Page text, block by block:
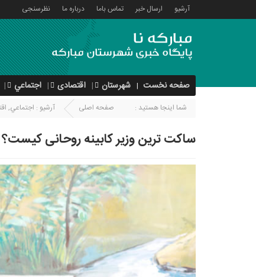
آرشیو ارسال خبر تماس باما درباره ما نظرسنجی
صفحه نخست شهرستان اقتصادی اجتماعي
شما اینجا هستید : صفحه اصلی آرشیو : اجتماعي,
ساکت ترین وزیر کابینه روحانی کیست؟